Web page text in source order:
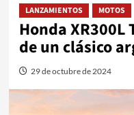
LANZAMIENTOS MOTOS
Honda
de un clásico
29 de octubre de 2024